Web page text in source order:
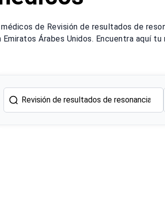
de Revisión de resultados de
Árabes Unidos. Encuentra aquí tu